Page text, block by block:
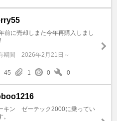
前に売却しまた今年再購入しまし
期間 2026年2月21日～
45 1 0 0
キン ゼーテック2000に乗ってい
。